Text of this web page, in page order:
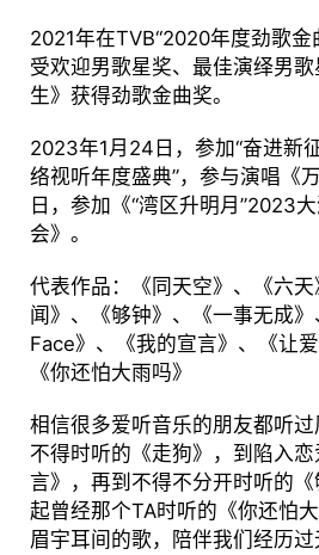
2021年在TVB“2020年度劲歌金
受欢迎男歌星奖、最佳演绎男
生》获得劲歌金曲奖。
2023年1月24日，参加“奋进
络视听年度盛典”，参与演唱《
日，参加《“湾区升明月”2023
会》。
代表作品：《同天空》、《六
闻》、《够钟》、《一事无成
Face》、《我的宣言》、《让
《你还怕大雨吗》
相信很多爱听音乐的朋友都听
不得时听的《走狗》，到陷入
言》，再到不得不分开时听的
起曾经那个TA时听的《你还怕
眉宇耳间的歌，陪伴我们经历